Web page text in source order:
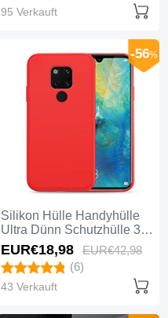
95 Verkauft
Silikon Hülle Handyhülle
Ultra Dünn Schutzhülle 360
Grad Tasche C07 für
Huawei Mate 20 Rot
-56%
EUR€18,98 EUR€42,98
(6)
43 Verkauft